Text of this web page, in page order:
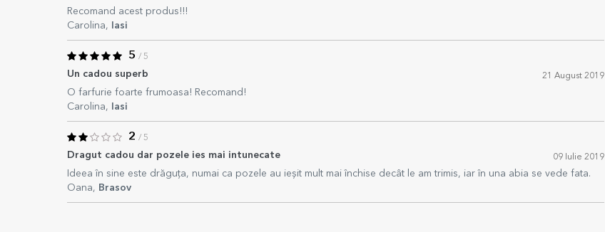
Recomand acest produs!!!
Carolina,
Iasi
5 / 5
Un cadou superb 21 August 2019
O farfurie foarte frumoasa! Recomand!
Carolina,
Iasi
2 / 5
Dragut cadou dar pozele ies mai intunecate 09 Iulie 2019
Ideea în sine este drăguța, numai ca pozele au ieșit mult mai închise decât le am trimis, iar în una abia se vede fata.
Oana, Brasov